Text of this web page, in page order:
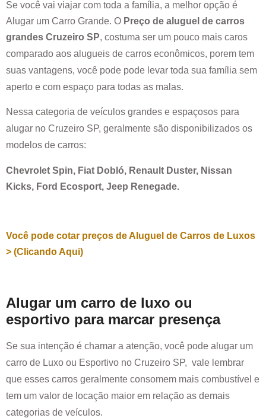
Se você vai viajar com toda a família, a melhor opção é
Alugar um Carro Grande. O Preço de aluguel de carros
grandes Cruzeiro SP, costuma ser um pouco mais caros
comparado aos alugueis de carros econômicos, porem tem
suas vantagens, você pode pode levar toda sua família sem
aperto e com espaço para todas as malas.
Nessa categoria de veículos grandes e espaçosos para
alugar no Cruzeiro SP, geralmente são disponibilizados os
modelos de carros:
Chevrolet Spin, Fiat Dobló, Renault Duster, Nissan
Kicks, Ford Ecosport, Jeep Renegade.
Você pode cotar preços de Aluguel de Carros de Luxos
> (Clicando Aqui)
Alugar um carro de luxo ou
esportivo para marcar presença
Se sua intenção é chamar a atenção, você pode alugar um
carro de Luxo ou Esportivo no Cruzeiro SP, vale lembrar
que esses carros geralmente consomem mais combustível e
tem um valor de locação maior em relação as demais
categorias de veículos.